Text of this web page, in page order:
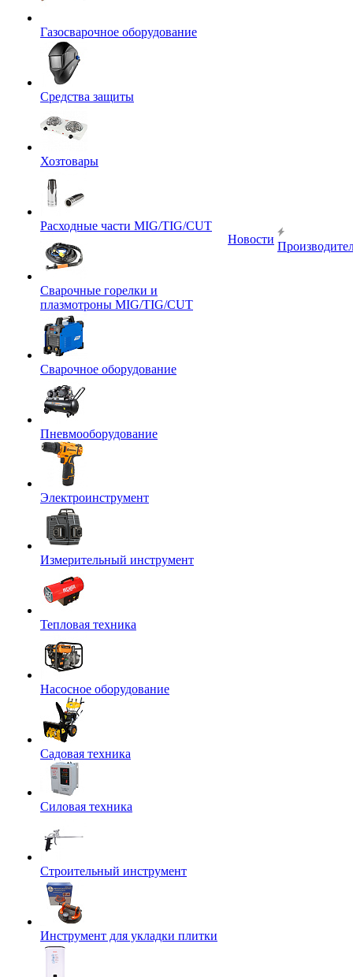
Газосварочное оборудование
Средства защиты
Хозтовары
Расходные части MIG/TIG/CUT
Сварочные горелки и
плазмотроны MIG/TIG/CUT
Сварочное оборудование
Пневмооборудование
Электроинструмент
Измерительный инструмент
Тепловая техника
Насосное оборудование
Садовая техника
Силовая техника
Строительный инструмент
Инструмент для укладки плитки
Новости